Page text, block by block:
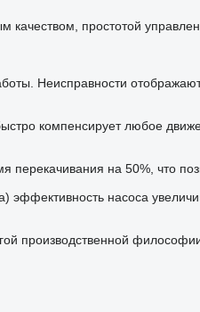
качеством, простотой
Неисправности
компенсирует любое
перекачивания на 50%, что
насоса
производственной